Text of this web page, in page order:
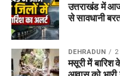
उत्तराखंड में आज
से सावधानी
DEHRADUN
मसूरी में बारिश